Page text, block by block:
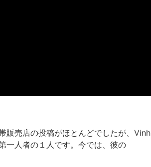
販売店の投稿がほとんどでしたが、Vinh
一人者の１人です。今では、彼の